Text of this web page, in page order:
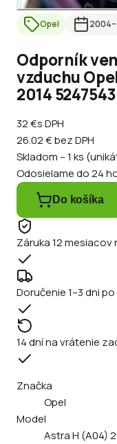
Opel 2004
Odporník
vzduchu
2014
32 €s DPH
26.02 €bez DPH
Skladom – 1 ks
Odosielame do 24
Do košíka
Záruka 12
Doručenie 1–3 dni
14 dní na vrátenie
Značka
Opel
Model
Astra H (A04)